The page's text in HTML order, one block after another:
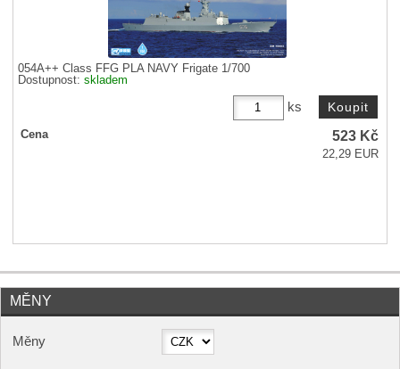
054A++ Class FFG PLA NAVY Frigate 1/700
Dostupnost:skladem
ks
Cena 523 Kč
22,29 EUR
MĚNY
Měny